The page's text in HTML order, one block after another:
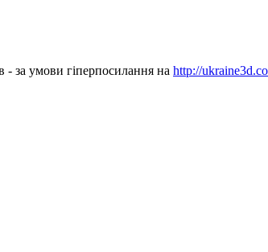
- за умови гіперпосилання на http://